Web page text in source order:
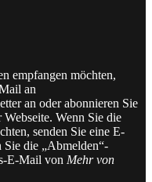
empfangen möchten,
an
an oder abonnieren Sie
Wenn Sie die
senden Sie eine E-
Sie die „Abmelden“-
E-Mail von Mehr von